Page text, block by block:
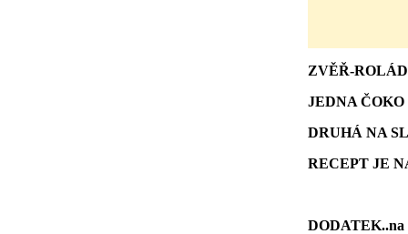
ZVĚŘ-
JEDNA
DRUHÁ NA
RECEPT JE
DODATEK..na